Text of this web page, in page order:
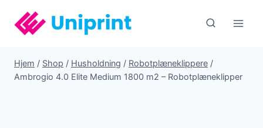
indhold
Hjem / Shop / Husholdning / Robotplæneklippere /
Ambrogio 4.0 Elite Medium 1800 m2 – Robotplæneklipper